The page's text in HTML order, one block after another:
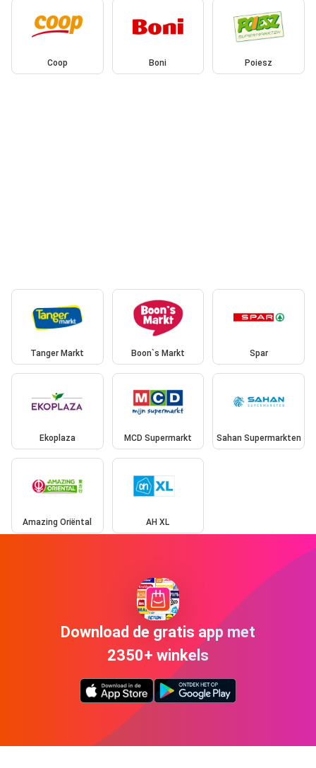
Coop Boni Poiesz
Tanger Markt Boon`s Markt Spar
Ekoplaza MCD Supermarkt Sahan Supermarkten
Amazing Oriëntal AH XL
Download de gratis app met
2350+ winkels